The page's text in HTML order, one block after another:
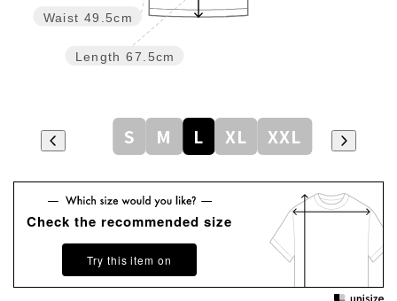
Length 67.5cm
Waist 49.5cm
S M L XL XXL
Check the recommended size
Try this item on